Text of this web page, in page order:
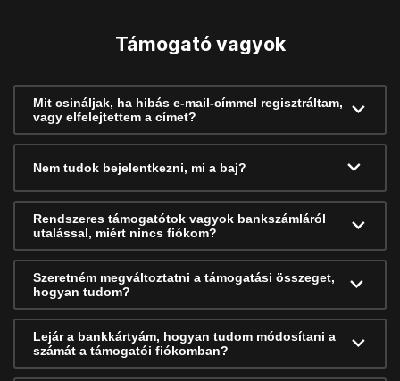
Támogató vagyok
Mit csináljak, ha hibás e-mail-címmel regisztráltam,
vagy elfelejtettem a címet?
Nem tudok bejelentkezni, mi a baj?
Rendszeres támogatótok vagyok bankszámláról
utalással, miért nincs fiókom?
Szeretném megváltoztatni a támogatási összeget,
hogyan tudom?
Lejár a bankkártyám, hogyan tudom módosítani a
számát a támogatói fiókomban?